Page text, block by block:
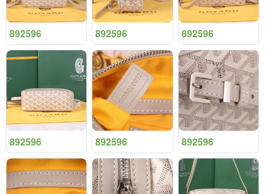
892596 892596 892596
892596 892596 892596